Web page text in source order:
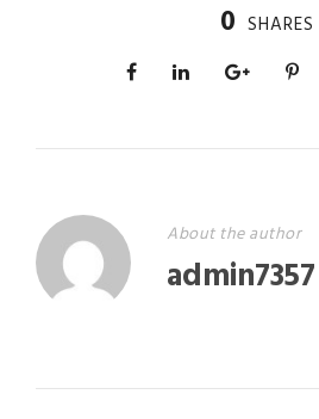
0 SHARES
About the author
admin7357